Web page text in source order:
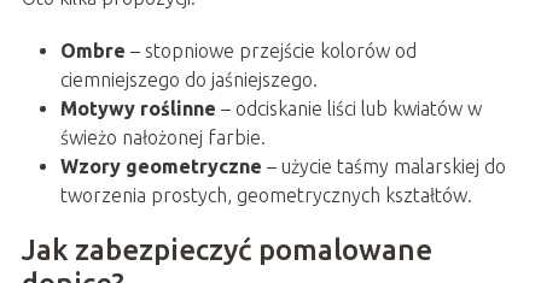
Ombre – stopniowe przejście kolorów od
ciemniejszego do jaśniejszego.
Motywy roślinne – odciskanie liści lub kwiatów w
świeżo nałożonej farbie.
Wzory geometryczne – użycie taśmy malarskiej do
tworzenia prostych, geometrycznych kształtów.
Jak zabezpieczyć pomalowane